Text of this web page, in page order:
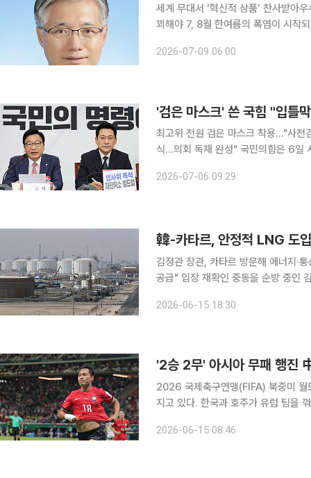
세계 무대서 ‘혁신적 상품’ 찬사받아
꾀해야 7, 8월 한여름의 폭염이 시작되었다. 강렬한 햇빛은 단순한 더위를 넘어 피부에 직접적인 손
픽은 한국의 선크림을 가장 혁신적인
2026-07-09 06:00
최고위 전원 검은 마스크 착용…"사전
식…의회 독재 완성" 국민의힘은 6일 시행을 하루 앞둔 정보통신망법 개정안을 두고 "온라인 입틀
검은색 마스크를 착용한 채 입장하며
2026-07-06 09:29
韓-카타르, 안정적 LNG 도
김정관 장관, 카타르 방문해 에너지·통상 장관 잇따라 면담 카타
공급" 입장 재확인 중동을 순방 중인 김정관 산업통상부 장관이 카타르를 방문해 안정적인 액화천연
(AI), 바이오 등 첨단산업 분야까지 협
2026-06-15 18:30
'2승 2무' 아시아 무패 행진
2026 국제축구연맹(FIFA) 북중미 월
지고 있다. 한국과 호주가 유럽 팀을
적은 2승 2무다. 한국이 체코를 2-1
2026-06-15 08:46